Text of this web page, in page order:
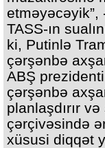
TASS-ın
ki, Putinlə
çərşənbə
ABŞ
çərşənbə
planlaşdırır
çərçivəsində
xüsusi diqqət